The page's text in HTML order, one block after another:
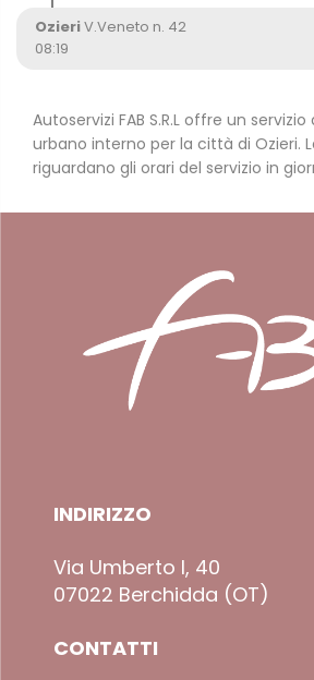
Home
Orari e
Servizi
Carta dei
La flotta
Contattaci
08:19
OzieriV.Veneto n. 42
Autoservizi FAB S.R.L offre un
urbano interno per la città di Ozieri.
riguardano gli orari del servizio in
INDIRIZZO
Via Umberto I, 40
07022 Berchidda (OT)
CONTATTI